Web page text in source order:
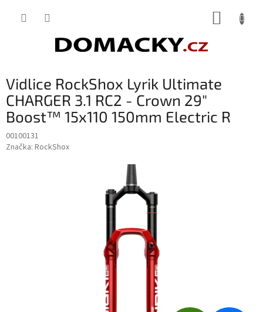
Vidlice RockShox Lyrik Ultimate
CHARGER 3.1 RC2 - Crown 29"
Boost™ 15x110 150mm Electric R
00100131
Značka: RockShox